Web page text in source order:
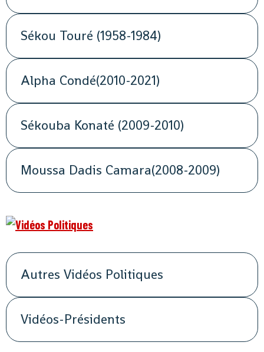
Sékou Touré (1958-1984)
Alpha Condé(2010-2021)
Sékouba Konaté (2009-2010)
Moussa Dadis Camara(2008-2009)
Autres Vidéos Politiques
Vidéos-Présidents